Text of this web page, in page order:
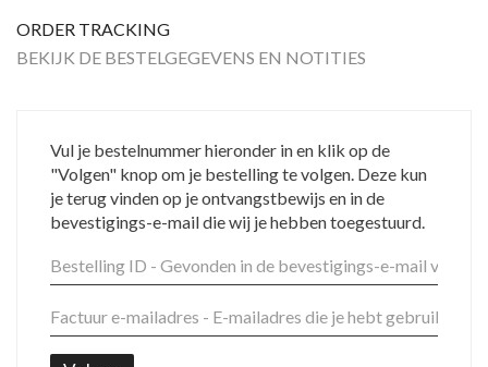
ORDER TRACKING
BEKIJK DE BESTELGEGEVENS EN NOTITIES
Vul je bestelnummer hieronder in en klik op de
"Volgen" knop om je bestelling te volgen. Deze kun
je terug vinden op je ontvangstbewijs en in de
bevestigings-e-mail die wij je hebben toegestuurd.